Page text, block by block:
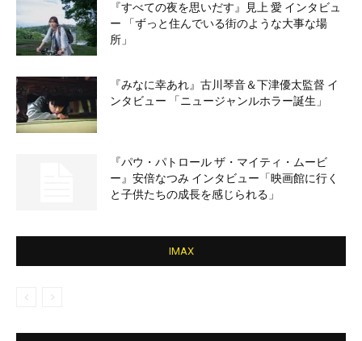
『すべての夜を思いだす』見上 愛 インタビュ
ー 「ずっと住んでいる街のような大事な場
所」
『みなに幸あれ』古川琴音＆下津優太監督 イ
ンタビュー 「ニュージャンルホラー誕生」
『パウ・パトロール ザ・マイティ・ムービ
ー』安倍なつみ インタビュー「映画館に行く
と子供たちの成長を感じられる」
IMAX